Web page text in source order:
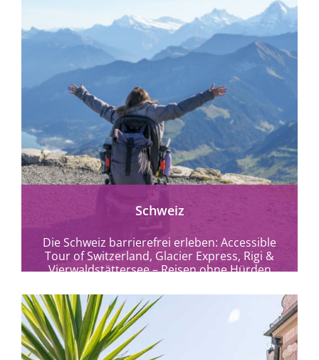
mehr erfahren
Schweiz
Die Schweiz barrierefrei erleben: Accessible
Tour of Switzerland, Glacier Express, Rigi &
Vierwaldstättersee – Reisen ohne Hürden